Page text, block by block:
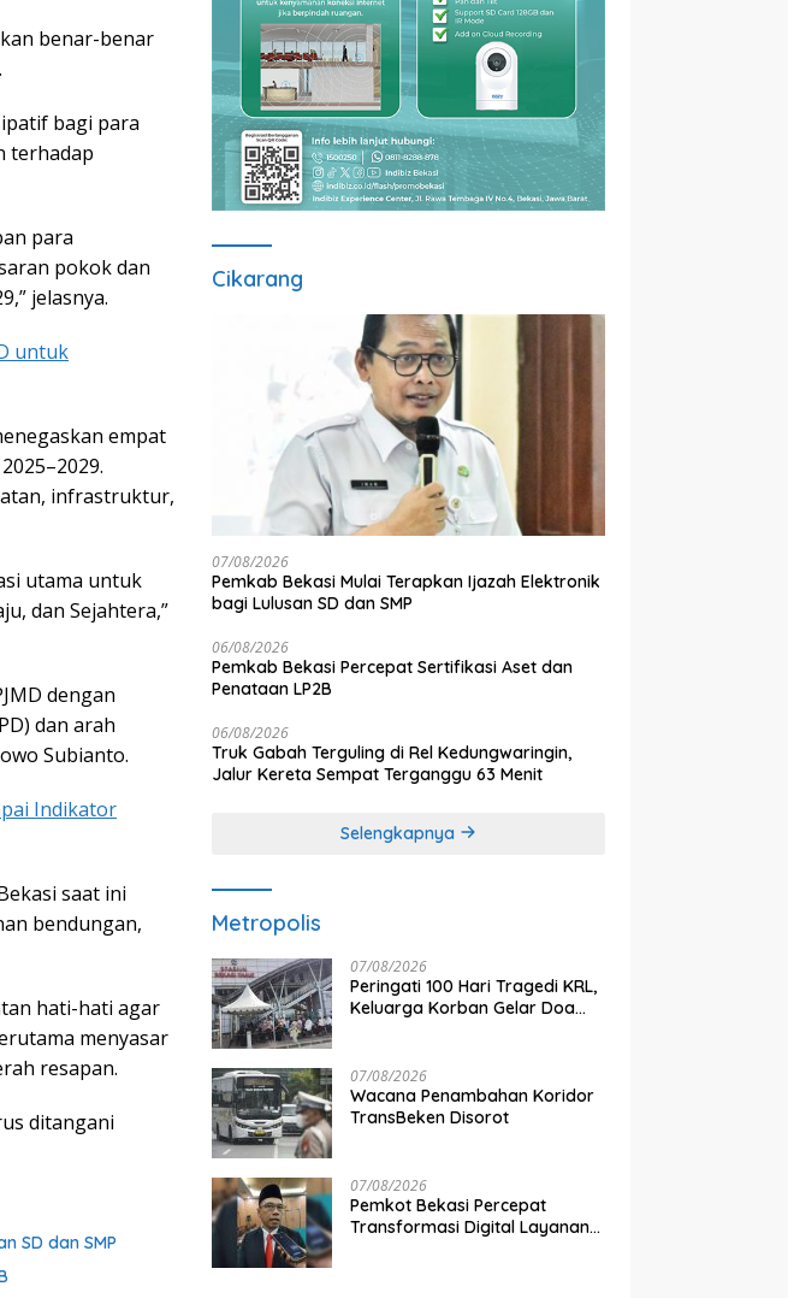
benar-benar
bagi para
terhadap
para
pokok dan
jelasnya.
untuk
empat
infrastruktur,
utama untuk
dan Sejahtera,”
dengan
dan arah
Subianto.
Indikator
saat ini
bendungan,
hati-hati agar
menyasar
resapan.
ditangani
SD dan SMP
Cikarang
07/08/2026
Pemkab Bekasi Mulai Terapkan Ijazah Elektronik
bagi Lulusan SD dan SMP
06/08/2026
Pemkab Bekasi Percepat Sertifikasi Aset dan
Penataan LP2B
06/08/2026
Truk Gabah Terguling di Rel Kedungwaringin,
Jalur Kereta Sempat Terganggu 63 Menit
Selengkapnya
Metropolis
07/08/2026
Peringati 100 Hari Tragedi KRL,
Keluarga Korban Gelar Doa
07/08/2026
Wacana Penambahan Koridor
TransBeken Disorot
07/08/2026
Pemkot Bekasi Percepat
Transformasi Digital Layanan